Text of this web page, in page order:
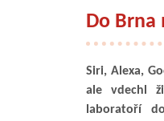
Do Brna
Siri, Alexa,
ale vdechl
laboratoří